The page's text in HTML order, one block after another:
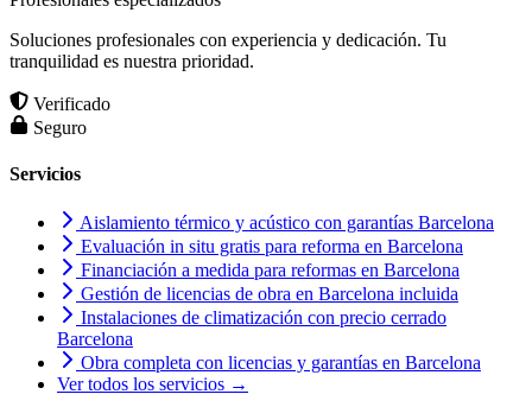
Soluciones profesionales con experiencia y dedicación. Tu
tranquilidad es nuestra prioridad.
Verificado
Seguro
Servicios
Aislamiento térmico y acústico con garantías Barcelona
Evaluación in situ gratis para reforma en Barcelona
Financiación a medida para reformas en Barcelona
Gestión de licencias de obra en Barcelona incluida
Instalaciones de climatización con precio cerrado
Barcelona
Obra completa con licencias y garantías en Barcelona
Ver todos los servicios →